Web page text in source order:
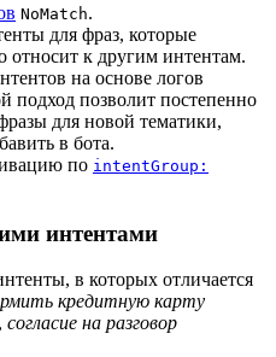
NoMatch.
для фраз, которые
относит к другим интентам.
на основе логов
подход позволит постепенно
для новой тематики,
в бота.
по intentGroup:
интентами
в которых отличается
кредитную карту
, согласие на разговор